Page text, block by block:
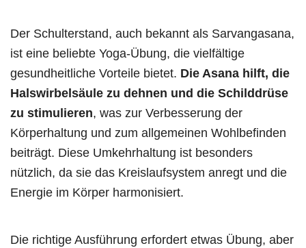
Der Schulterstand, auch bekannt als Sarvangasana,
ist eine beliebte Yoga-Übung, die vielfältige
gesundheitliche Vorteile bietet. Die Asana hilft, die
Halswirbelsäule zu dehnen und die Schilddrüse
zu stimulieren, was zur Verbesserung der
Körperhaltung und zum allgemeinen Wohlbefinden
beiträgt. Diese Umkehrhaltung ist besonders
nützlich, da sie das Kreislaufsystem anregt und die
Energie im Körper harmonisiert.
Die richtige Ausführung erfordert etwas Übung, aber